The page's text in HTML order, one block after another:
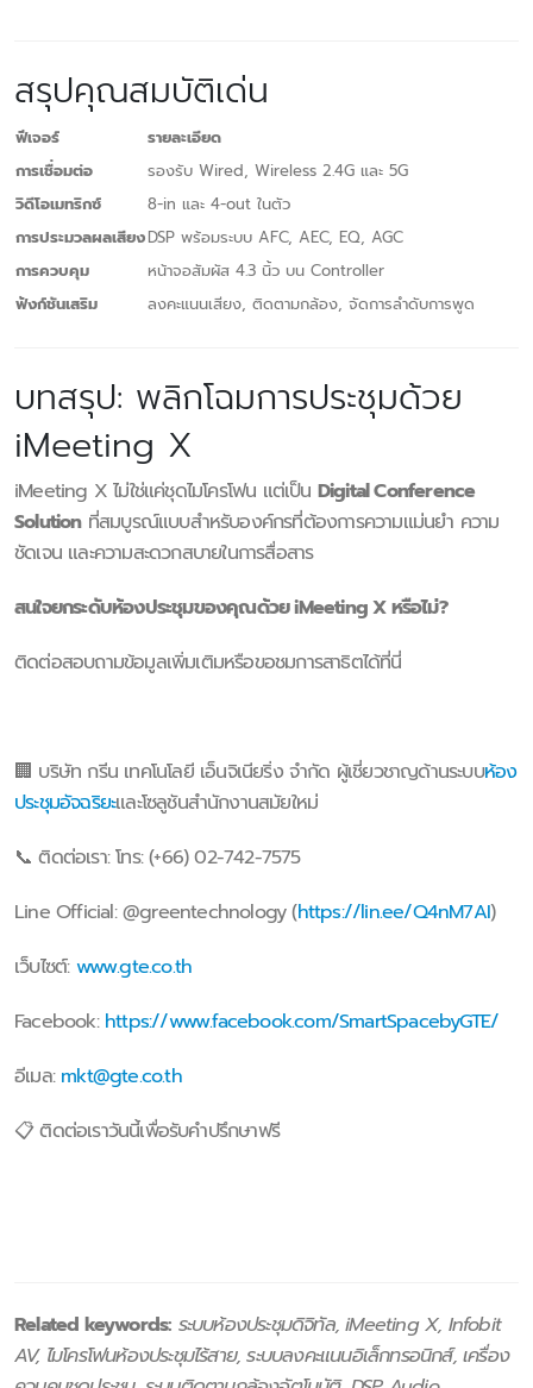
สรุปคุณสมบัติเด่น
ฟีเจอร์
รายละเอียด
การเชื่อมต่อ
รองรับ Wired, Wireless 2.4G และ 5G
วิดีโอเมทริกซ์
8-in และ 4-out ในตัว
การประมวลผลเสียงDSP พร้อมระบบ AFC, AEC, EQ, AGC
การควบคุม
หน้าจอสัมผัส 4.3 นิ้ว บน Controller
ฟังก์ชันเสริม
ลงคะแนนเสียง, ติดตามกล้อง, จัดการลำดับการพูด
บทสรุป: พลิกโฉมการประชุมด้วย
iMeeting X
iMeeting X ไม่ใช่แค่ชุดไมโครโฟน แต่เป็น Digital Conference
Solutionที่สมบูรณ์แบบสำหรับองค์กรที่ต้องการความแม่นยำ ความ
ชัดเจน และความสะดวกสบายในการสื่อสาร
สนใจยกระดับห้องประชุมของคุณด้วย iMeeting X หรือไม่?
ติดต่อสอบถามข้อมูลเพิ่มเติมหรือขอชมการสาธิตได้ที่นี่
🏢 บริษัท กรีน เทคโนโลยี เอ็นจิเนียริ่ง จำกัด ผู้เชี่ยวชาญด้านระบบห้อง
ประชุมอัจฉริยะและโซลูชันสำนักงานสมัยใหม่
📞 ติดต่อเรา: โทร: (+66) 02-742-7575
Line Official: @greentechnology (https://lin.ee/Q4nM7AI)
เว็บไซต์: www.gte.co.th
Facebook: https://www.facebook.com/SmartSpacebyGTE/
อีเมล: mkt@gte.co.th
📋 ติดต่อเราวันนี้เพื่อรับคำปรึกษาฟรี
Related keywords: ระบบห้องประชุมดิจิทัล, iMeeting X, Infobit
AV, ไมโครโฟนห้องประชุมไร้สาย, ระบบลงคะแนนอิเล็กทรอนิกส์, เครื่อง